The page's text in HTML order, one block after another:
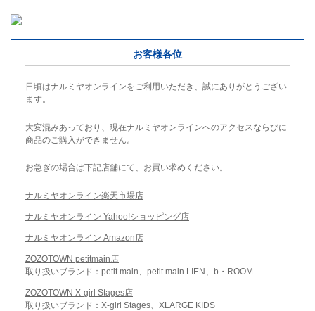
お客様各位
日頃はナルミヤオンラインをご利用いただき、誠にありがとうござい
ます。
大変混みあっており、現在ナルミヤオンラインへのアクセスならびに
商品のご購入ができません。
お急ぎの場合は下記店舗にて、お買い求めください。
ナルミヤオンライン楽天市場店
ナルミヤオンライン Yahoo!ショッピング店
ナルミヤオンライン Amazon店
ZOZOTOWN petitmain店
取り扱いブランド：petit main、petit main LIEN、b・ROOM
ZOZOTOWN X-girl Stages店
取り扱いブランド：X-girl Stages、XLARGE KIDS